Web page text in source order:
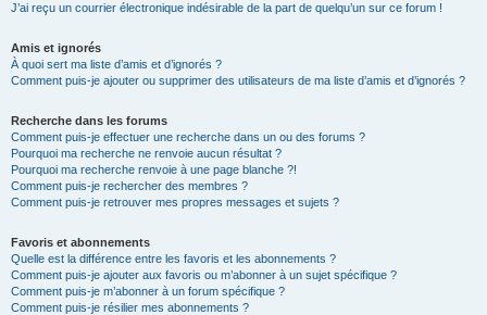
J’ai reçu un courrier électronique indésirable de la part de quelqu’un sur ce forum !
Amis et ignorés
À quoi sert ma liste d’amis et d’ignorés ?
Comment puis-je ajouter ou supprimer des utilisateurs de ma liste d’amis et d’ignorés ?
Recherche dans les forums
Comment puis-je effectuer une recherche dans un ou des forums ?
Pourquoi ma recherche ne renvoie aucun résultat ?
Pourquoi ma recherche renvoie à une page blanche ?!
Comment puis-je rechercher des membres ?
Comment puis-je retrouver mes propres messages et sujets ?
Favoris et abonnements
Quelle est la différence entre les favoris et les abonnements ?
Comment puis-je ajouter aux favoris ou m’abonner à un sujet spécifique ?
Comment puis-je m’abonner à un forum spécifique ?
Comment puis-je résilier mes abonnements ?